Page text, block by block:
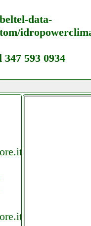
beltel-data-
347 593 0934